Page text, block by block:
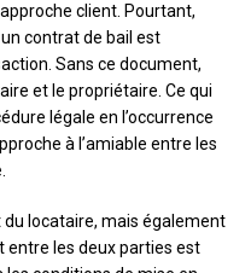
client. Pourtant,
contrat de bail est
Sans ce document,
et le propriétaire. Ce qui
légale en l’occurrence
à l’amiable entre les
du locataire, mais également
entre les deux parties est